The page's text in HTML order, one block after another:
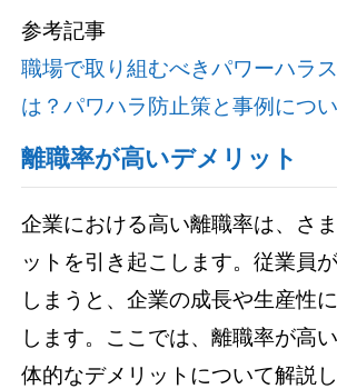
参考記事
職場で取り組むべきパワーハラ
は？パワハラ防止策と事例につ
離職率が高いデメリット
企業における高い離職率は、さ
ットを引き起こします。従業員
しまうと、企業の成長や生産性
します。ここでは、離職率が高
体的なデメリットについて解説し